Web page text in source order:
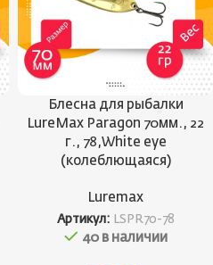
Блесна для рыбалки
LureMax Paragon 70мм., 22
г., 78,White eye
(колеблющаяся)
Luremax
Артикул: LSPR70-78
40 в наличии